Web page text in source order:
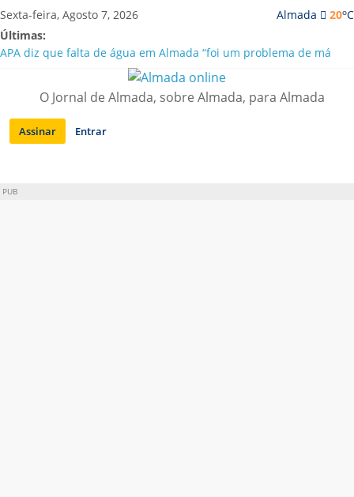
Saltar
para
conteúdo
Almada 20oC
Sexta-feira, Agosto 7, 2026
Últimas:
APA diz que falta de água em Almada “foi um problema de má
Laranjeiro | Cultura pop asiática invade a Casa Amarela
Ponte 25 de Abril celebra 60 anos com programa cultural entre
Lisboa e Almada
Situação de alerta em Almada renovada até final de Agosto
O Jornal de Almada, sobre Almada, para Almada
Assinar Entrar
PUB